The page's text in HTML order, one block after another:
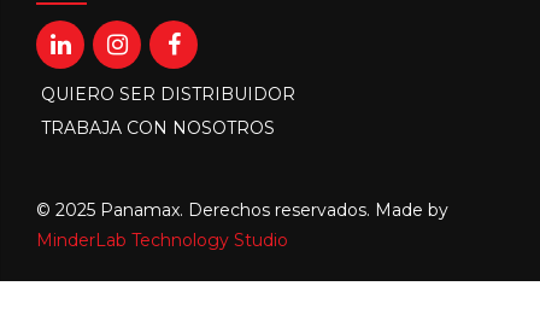
QUIERO SER DISTRIBUIDOR
TRABAJA CON NOSOTROS
© 2025 Panamax. Derechos reservados. Made by
MinderLab Technology Studio